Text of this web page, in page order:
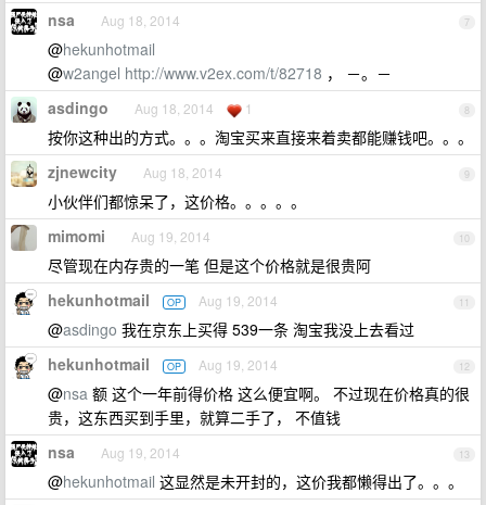
7
nsa Aug 18, 2014
@hekunhotmail
@w2angel http://www.v2ex.com/t/82718 ， －。－
8
asdingo Aug 18, 2014 1
按你这种出的方式。。。淘宝买来直接来着卖都能赚钱吧。。。
9
zjnewcity Aug 18, 2014
小伙伴们都惊呆了，这价格。。。。。
10
mimomi Aug 19, 2014
尽管现在内存贵的一笔 但是这个价格就是很贵阿
11
hekunhotmail OP Aug 19, 2014
@asdingo 我在京东上买得 539一条 淘宝我没上去看过
12
hekunhotmail OP Aug 19, 2014
@nsa 额 这个一年前得价格 这么便宜啊。 不过现在价格真的很
贵，这东西买到手里，就算二手了， 不值钱
13
nsa Aug 19, 2014
@hekunhotmail 这显然是未开封的，这价我都懒得出了。。。